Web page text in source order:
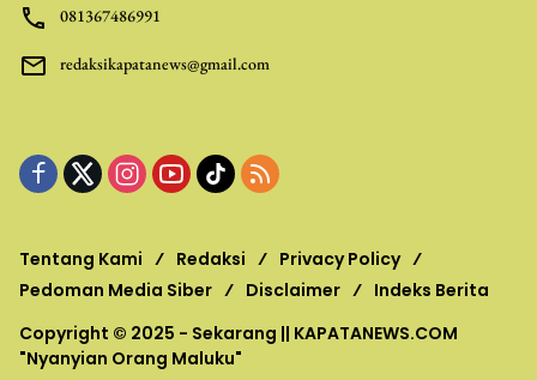
081367486991
redaksikapatanews@gmail.com
Tentang Kami Redaksi
Privacy Policy
Pedoman Media Siber
Disclaimer
Indeks Berita
Copyright © 2025 - Sekarang || KAPATANEWS.COM
"Nyanyian Orang Maluku"